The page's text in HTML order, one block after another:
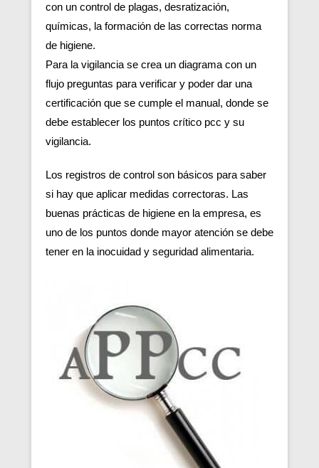
con un control de plagas, desratización,
químicas, la formación de las correctas norma
de higiene.
Para la vigilancia se crea un diagrama con un
flujo preguntas para verificar y poder dar una
certificación que se cumple el manual, donde se
debe establecer los puntos crítico pcc y su
vigilancia.
Los registros de control son básicos para saber
si hay que aplicar medidas correctoras. Las
buenas prácticas de higiene en la empresa, es
uno de los puntos donde mayor atención se debe
tener en la inocuidad y seguridad alimentaria.